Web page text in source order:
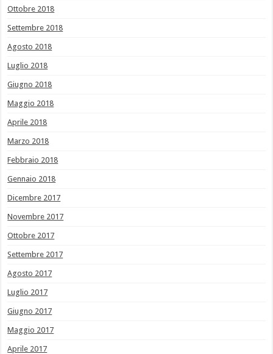
Ottobre 2018
Settembre 2018
Agosto 2018
Luglio 2018
Giugno 2018
Maggio 2018
Aprile 2018
Marzo 2018
Febbraio 2018
Gennaio 2018
Dicembre 2017
Novembre 2017
Ottobre 2017
Settembre 2017
Agosto 2017
Luglio 2017
Giugno 2017
Maggio 2017
Aprile 2017